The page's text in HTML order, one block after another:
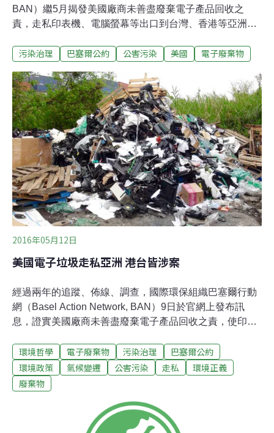
BAN）繼5月揭發美國廠商未善盡廢棄電子產品回收之
責，走私印表機、電腦螢幕等出口到台灣、香港等亞洲國
公司以「漂綠」為名，有40%都將電子廢棄物非法運送出
別是香港。美國電子垃圾40%不當回收 違反國際法律這份
名為「詐騙回收：美國回收商傾倒電子廢料於亞洲」的最
新報告顯示，美國境內152個準備回收的廢螢幕與廢印表
機，就有40％在高污染與不安全的狀態下，非法出口至開
發中國家，多數位於亞洲地區。這份報告是巴塞爾行動網
「電子垃圾透明計畫」（e-Trash Transparency Project）
的成果之一。計畫由美體小舖基金會（Body Shop
Foundation）贊助，在待回收的舊印表機和螢幕上安裝
205個GPS，追蹤這些電子
污染治理 巴塞爾公約 公害污染 美國 電子廢棄物
2016年05月12日
美國電子垃圾走私亞洲 港台皆涉案
經過兩年的追蹤、佈線、調查，國際環保組織巴塞爾行動
網（Basel Action Network, BAN）9日於官網上發布訊
息，證實美國廠商未善盡廢棄電子產品回收之責，使印表
國、泰國等地。巴塞爾行動網經由電子GPS追蹤器追蹤美
國電子廢棄物的流向，而調查報告指出，200個GPS追蹤
器中，有五個落腳台灣。對此，環保署證實，去年12月中
就從巴塞爾行動網就得到消息，並展開稽核，該案已移送
法辦。但目前仍屬偵辦階段，細節不宜公開。免費回收變
調 慈善機構Goodwill成走私黑手 國際有毒物質貿易監督
環境哲學 電子廢棄物 污染治理
巴塞爾公約
環境政策
氣候變遷 公害污染 走私
環境正義
廢棄物